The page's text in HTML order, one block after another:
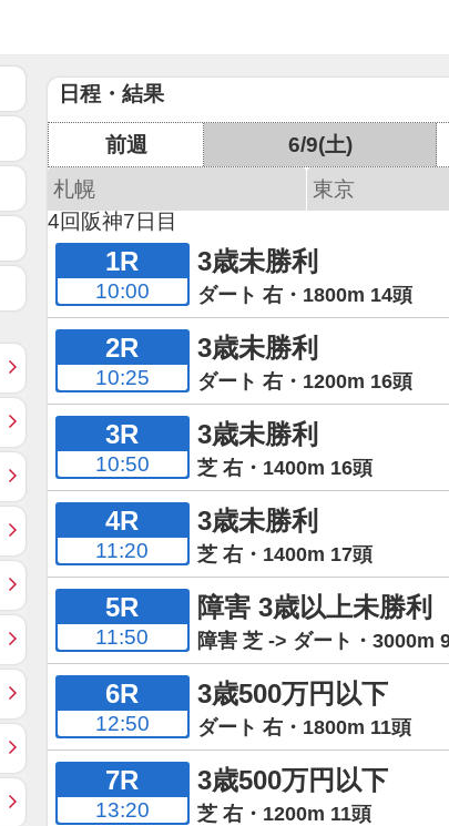
日程・結果
前週 6/9(土)
札幌
東京
4回阪神7日目
1R
10:00
3歳未勝利
ダート 右・1800m 14頭
2R
10:25
3歳未勝利
ダート 右・1200m 16頭
3R
10:50
3歳未勝利
芝 右・1400m 16頭
4R
11:20
3歳未勝利
芝 右・1400m 17頭
5R
11:50
障害 3歳以上未勝利
障害 芝 -> ダート・3000m
6R
12:50
3歳500万円以下
ダート 右・1800m 11頭
7R
13:20
3歳500万円以下
芝 右・1200m 11頭